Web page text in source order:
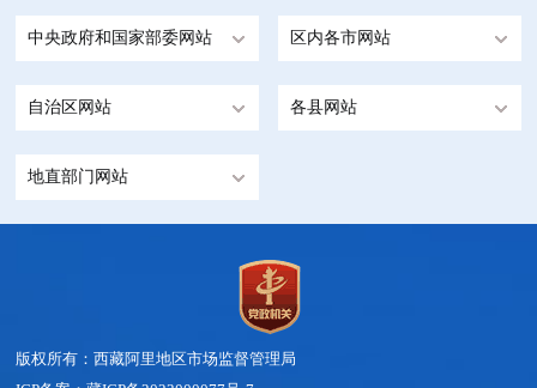
中央政府和国家部委网站 区内各市网站
自治区网站 各县网站
地直部门网站
版权所有：西藏阿里地区市场监督管理局